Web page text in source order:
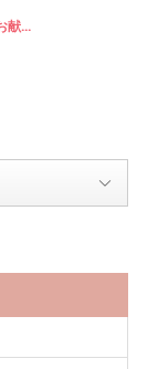
献...